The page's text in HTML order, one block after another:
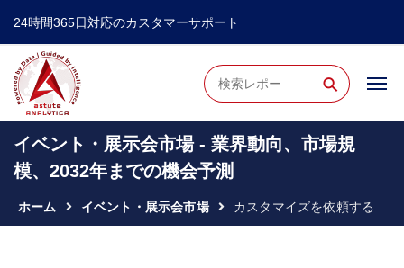
24時間365日対応のカスタマーサポート
⚲
イベント・展示会市場 - 業界動向、市場規
模、2032年までの機会予測
ホーム イベント・展示会市場 カスタマイズを依頼する